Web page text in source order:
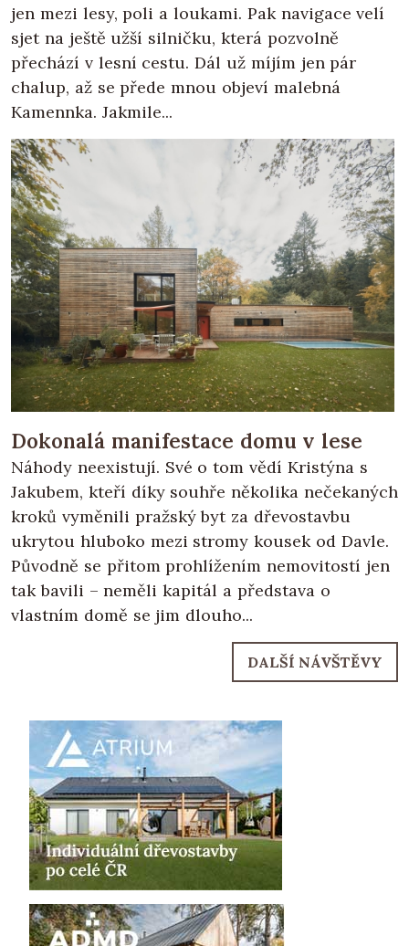
jen mezi lesy, poli a loukami. Pak navigace velí
sjet na ještě užší silničku, která pozvolně
přechází v lesní cestu. Dál už míjím jen pár
chalup, až se přede mnou objeví malebná
Kamennka. Jakmile...
Dokonalá manifestace domu v lese
Náhody neexistují. Své o tom vědí Kristýna s
Jakubem, kteří díky souhře několika nečekaných
kroků vyměnili pražský byt za dřevostavbu
ukrytou hluboko mezi stromy kousek od Davle.
Původně se přitom prohlížením nemovitostí jen
tak bavili – neměli kapitál a představa o
vlastním domě se jim dlouho...
DALŠÍ NÁVŠTĚVY